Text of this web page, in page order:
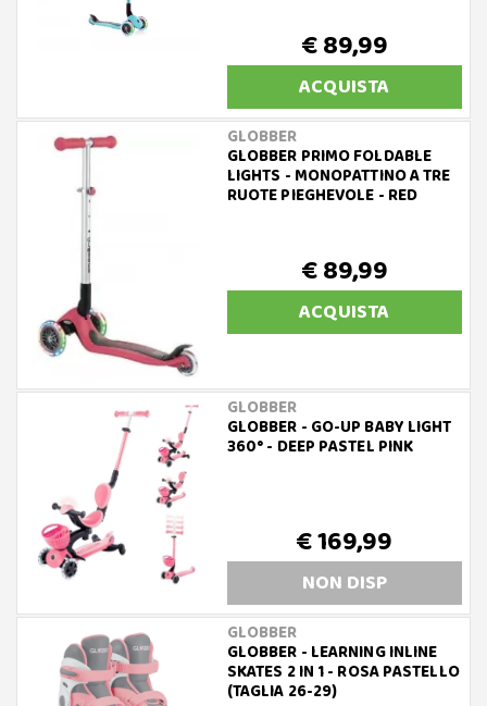
€ 89,99
ACQUISTA
GLOBBER
GLOBBER PRIMO FOLDABLE
LIGHTS - MONOPATTINO A TRE
RUOTE PIEGHEVOLE - RED
€ 89,99
ACQUISTA
GLOBBER
GLOBBER - GO-UP BABY LIGHT
360° - DEEP PASTEL PINK
€ 169,99
NON DISP
GLOBBER
GLOBBER - LEARNING INLINE
SKATES 2 IN 1 - ROSA PASTELLO
(TAGLIA 26-29)